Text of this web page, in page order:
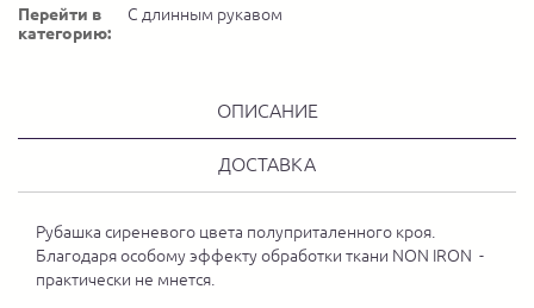
Перейти в
категорию:
С длинным рукавом
ОПИСАНИЕ
ДОСТАВКА
Рубашка сиреневого цвета полуприталенного кроя.
Благодаря особому эффекту обработки ткани NON IRON -
практически не мнется.